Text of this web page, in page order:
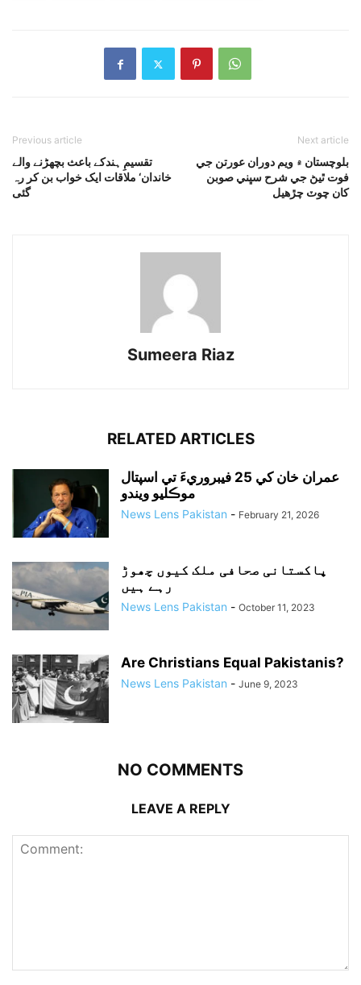
Previous article
تقسیمِ ہندکے باعث بچھڑنے والے
خاندان‘ ملاقات ایک خواب بن کر رہ
گئی
Next article
بلوچستان ۾ ويم دوران عورتن جي
فوت ٿيڻ جي شرح سڀني صوبن
کان چوٽ چڙهيل
Sumeera Riaz
RELATED ARTICLES
عمران خان کي 25 فيبروريءَ تي اسپتال
موڪليو ويندو
News Lens Pakistan - February 21, 2026
پاکستانی صحافی ملک کیوں چھوڑ
رہے ہیں
News Lens Pakistan - October 11, 2023
Are Christians Equal Pakistanis?
News Lens Pakistan - June 9, 2023
NO COMMENTS
LEAVE A REPLY